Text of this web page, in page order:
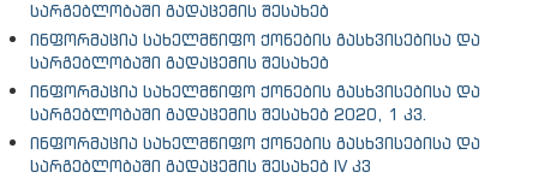
სარგებლობაში გადაცემის შესახებ
ინფორმაცია სახელმწიფო ქონების გასხვისებისა და
სარგებლობაში გადაცემის შესახებ
ინფორმაცია სახელმწიფო ქონების გასხვისებისა და
სარგებლობაში გადაცემის შესახებ 2020, 1 კვ.
ინფორმაცია სახელმწიფო ქონების გასხვისებისა და
სარგებლობაში გადაცემის შესახებ IV კვ